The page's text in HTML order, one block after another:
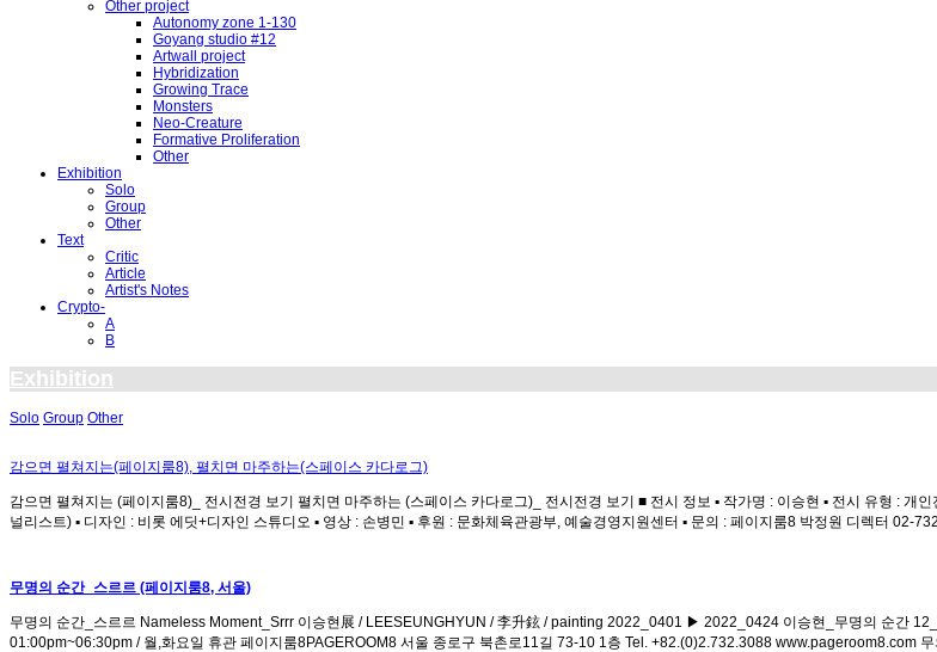
Other project
Autonomy zone 1-130
Goyang studio #12
Artwall project
Hybridization
Growing Trace
Monsters
Neo-Creature
Formative Proliferation
Other
Exhibition
Solo
Group
Other
Text
Critic
Article
Artist's Notes
Crypto-
A
B
Exhibition
Solo Group Other
감으면 펼쳐지는(페이지룸8), 펼치면 마주하는(스페이스 카다로그)
감으면 펼쳐지는 (페이지룸8)_ 전시전경 보기 펼치면 마주하는 (스페이스 카다로그)_ 전시전경 보기 ■ 전시 정보 ▪ 작가명 : 이승현 ▪ 전시 유형 : 개
널리스트) ▪ 디자인 : 비롯 에딧+디자인 스튜디오 ▪ 영상 : 손병민 ▪ 후원 : 문화체육관광부, 예술경영지원센터 ▪ 문의 : 페이지룸8 박정원 디렉터 02-
무명의 순간_스르르 (페이지룸8, 서울)
무명의 순간_스르르 Nameless Moment_Srrr 이승현展 / LEESEUNGHYUN / 李升鉉 / painting 2022_0401 ▶ 2022_0424 이승현_무명의 순간
01:00pm~06:30pm / 월,화요일 휴관 페이지룸8PAGEROOM8 서울 종로구 북촌로11길 73-10 1층 Tel. +82.(0)2.732.3088 www.pageroom8.com